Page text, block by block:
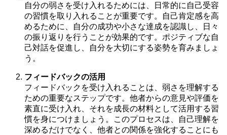
自分の弱さを受け入れるためには、日常的に自己受容
の習慣を取り入れることが重要です。自己肯定感を高
めるために、自分の成功や小さな達成を認識し、日々
の振り返りを行うことが効果的です。ポジティブな自
己対話を促進し、自分を大切にする姿勢を育みましょ
う。
フィードバックの活用
フィードバックを受け入れることは、弱さを理解する
ための重要なステップです。他者からの意見や評価を
素直に受け入れ、それを成長の材料として活用する習
慣を身につけましょう。このプロセスは、自己理解を
深めるだけでなく、他者との関係を強化することにも